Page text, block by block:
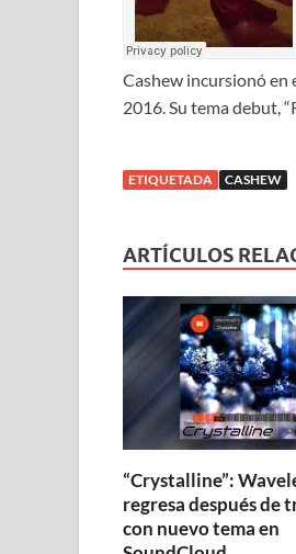
Cashew incursionó en
2016. Su tema debut,
ETIQUETADA CASHEW
ARTÍCULOS
“Crystalline”:
regresa después de
con nuevo tema en